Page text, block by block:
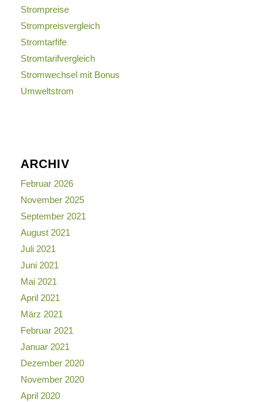
Strompreise
Strompreisvergleich
Stromtarfife
Stromtarifvergleich
Stromwechsel mit Bonus
Umweltstrom
ARCHIV
Februar 2026
November 2025
September 2021
August 2021
Juli 2021
Juni 2021
Mai 2021
April 2021
März 2021
Februar 2021
Januar 2021
Dezember 2020
November 2020
April 2020